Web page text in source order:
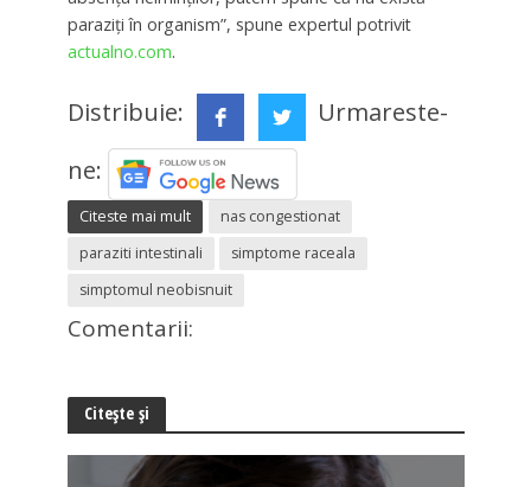
paraziți în organism”, spune expertul potrivit
actualno.com.
Distribuie:
Urmareste-
ne:
Citeste mai mult
nas congestionat
paraziti intestinali
simptome raceala
simptomul neobisnuit
Comentarii:
Citește și